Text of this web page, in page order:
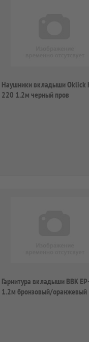
Наушники вкладыши Oklick
220 1.2м черный пров
Гарнитура вкладыши BBK
1.2м бронзовый/оранжевый